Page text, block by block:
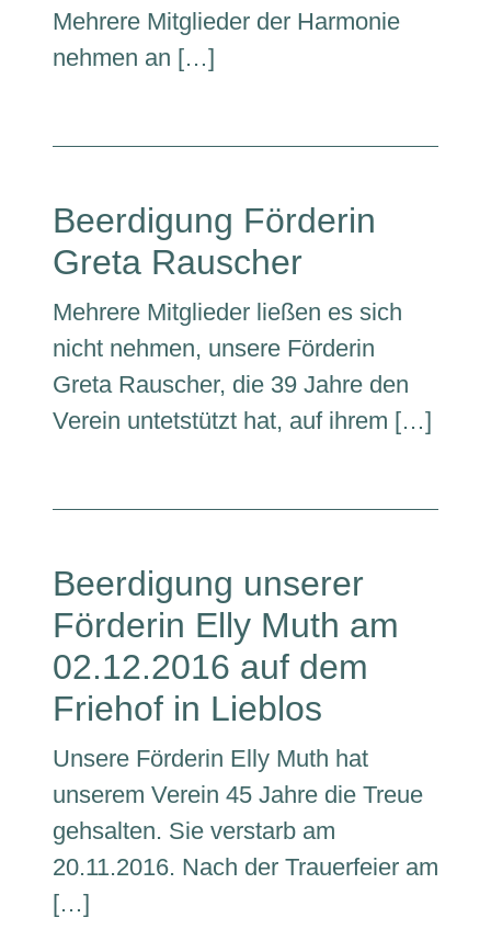
Mehrere Mitglieder der Harmonie
nehmen an […]
Beerdigung Förderin
Greta Rauscher
Mehrere Mitglieder ließen es sich
nicht nehmen, unsere Förderin
Greta Rauscher, die 39 Jahre den
Verein untetstützt hat, auf ihrem […]
Beerdigung unserer
Förderin Elly Muth am
02.12.2016 auf dem
Friehof in Lieblos
Unsere Förderin Elly Muth hat
unserem Verein 45 Jahre die Treue
gehsalten. Sie verstarb am
20.11.2016. Nach der Trauerfeier am
[…]